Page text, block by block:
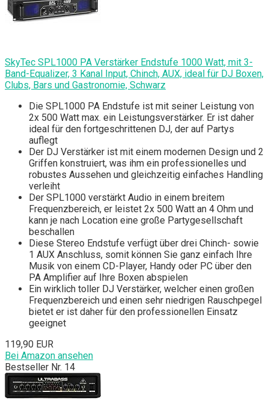
SkyTec SPL1000 PA Verstärker Endstufe 1000 Watt, mit 3-
Band-Equalizer, 3 Kanal Input, Chinch, AUX, ideal für DJ Boxen,
Clubs, Bars und Gastronomie, Schwarz
Die SPL1000 PA Endstufe ist mit seiner Leistung von
2x 500 Watt max. ein Leistungsverstärker. Er ist daher
ideal für den fortgeschrittenen DJ, der auf Partys
auflegt
Der DJ Verstärker ist mit einem modernen Design und 2
Griffen konstruiert, was ihm ein professionelles und
robustes Aussehen und gleichzeitig einfaches Handling
verleiht
Der SPL1000 verstärkt Audio in einem breitem
Frequenzbereich, er leistet 2x 500 Watt an 4 Ohm und
kann je nach Location eine große Partygesellschaft
beschallen
Diese Stereo Endstufe verfügt über drei Chinch- sowie
1 AUX Anschluss, somit können Sie ganz einfach Ihre
Musik von einem CD-Player, Handy oder PC über den
PA Amplifier auf Ihre Boxen abspielen
Ein wirklich toller DJ Verstärker, welcher einen großen
Frequenzbereich und einen sehr niedrigen Rauschpegel
bietet er ist daher für den professionellen Einsatz
geeignet
119,90 EUR
Bei Amazon ansehen
Bestseller Nr. 14